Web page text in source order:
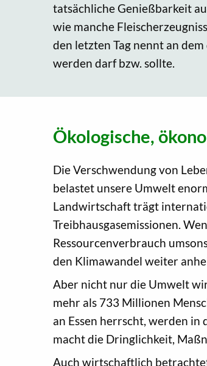
tatsächliche Genießbarkeit
wie manche
den letzten Tag nennt an
werden darf bzw. sollte.
Ökologische,
Die Verschwendung von
belastet unsere Umwelt
Landwirtschaft trägt
Treibhausgasemissionen.
Ressourcenverbrauch
den Klimawandel weiter
Aber nicht nur die Umwelt
mehr als 733 Millionen
an Essen herrscht, werden
macht die Dringlichkeit,
Auch wirtschaftlich